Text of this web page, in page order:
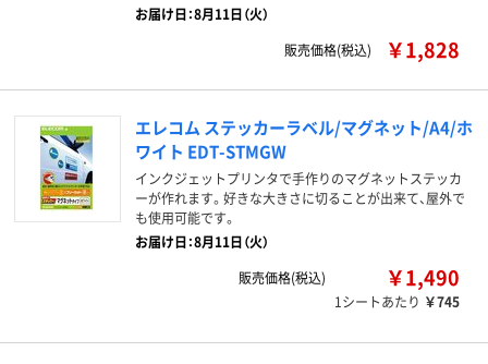
お届け日：8月11日（火）
販売価格(税込)
￥1,828
エレコム ステッカーラベル/マグネット/A4/ホ
ワイト EDT-STMGW
インクジェットプリンタで手作りのマグネットステッカ
ーが作れます。好きな大きさに切ることが出来て、屋外で
も使用可能です。
お届け日：8月11日（火）
販売価格(税込)
￥1,490
1シートあたり ￥745